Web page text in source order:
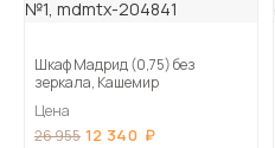
Шкаф Мадрид (0,75) без
зеркала, Кашемир
Цена
26 955 12 340